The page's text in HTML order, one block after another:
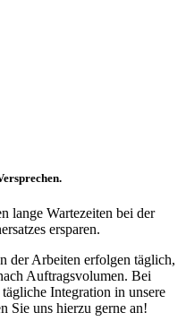
lange Wartezeiten bei der
ersparen.
der Arbeiten erfolgen täglich,
Auftragsvolumen. Bei
Integration in unsere
Sie uns hierzu gerne an!